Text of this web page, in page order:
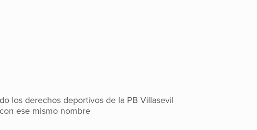
los derechos deportivos de la PB Villasevil
ese mismo nombre